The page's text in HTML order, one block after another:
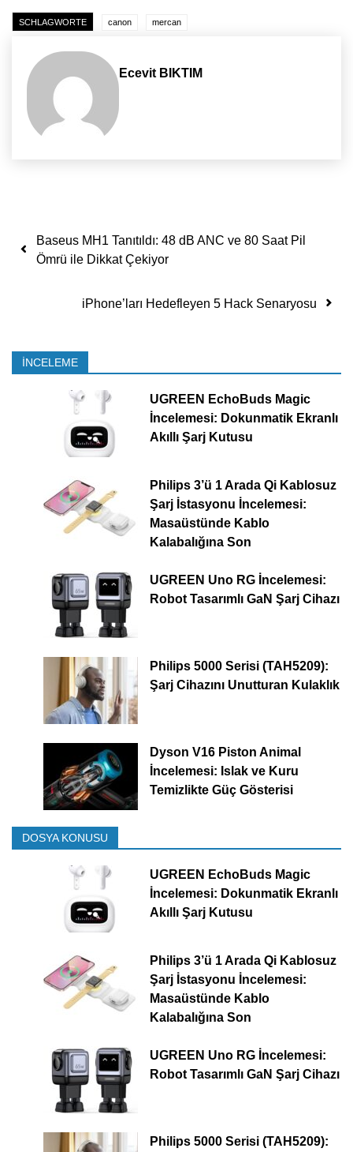
SCHLAGWORTE canon mercan
Ecevit BIKTIM
Yazı dolaşımı
Baseus MH1 Tanıtıldı: 48 dB ANC ve 80 Saat Pil
Ömrü ile Dikkat Çekiyor
iPhone’ları Hedefleyen 5 Hack Senaryosu
İNCELEME
UGREEN EchoBuds Magic
İncelemesi: Dokunmatik Ekranlı
Akıllı Şarj Kutusu
Philips 3’ü 1 Arada Qi Kablosuz
Şarj İstasyonu İncelemesi:
Masaüstünde Kablo
Kalabalığına Son
UGREEN Uno RG İncelemesi:
Robot Tasarımlı GaN Şarj Cihazı
Philips 5000 Serisi (TAH5209):
Şarj Cihazını Unutturan Kulaklık
Dyson V16 Piston Animal
İncelemesi: Islak ve Kuru
Temizlikte Güç Gösterisi
DOSYA KONUSU
UGREEN EchoBuds Magic
İncelemesi: Dokunmatik Ekranlı
Akıllı Şarj Kutusu
Philips 3’ü 1 Arada Qi Kablosuz
Şarj İstasyonu İncelemesi:
Masaüstünde Kablo
Kalabalığına Son
UGREEN Uno RG İncelemesi:
Robot Tasarımlı GaN Şarj Cihazı
Philips 5000 Serisi (TAH5209):